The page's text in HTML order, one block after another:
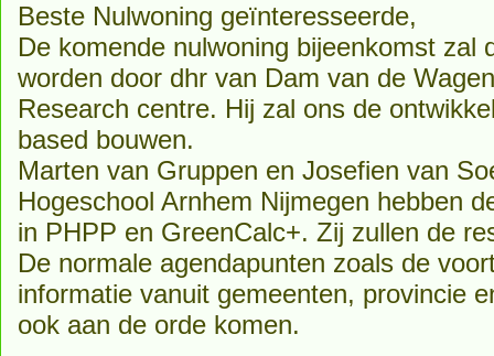
Beste Nulwoning geïnteresseerde,
De komende nulwoning bijeenkomst zal
worden door dhr van Dam van de
Research centre. Hij zal ons de
based bouwen.
Marten van Gruppen en Josefien van
Hogeschool Arnhem Nijmegen hebben
in PHPP en GreenCalc+. Zij zullen de
De normale agendapunten zoals de
informatie vanuit gemeenten, provincie
ook aan de orde komen.